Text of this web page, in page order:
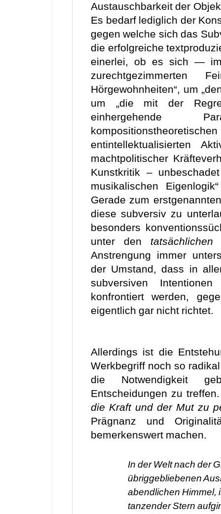
Austauschbarkeit der
Es bedarf lediglich der
gegen welche sich das
die erfolgreiche
einerlei, ob es sich —
Hörgewohnheiten“, um
um „die mit der
einhergehende
entintellektualisierten
machtpolitischer
Kunstkritik –
musikalischen
Gerade zum
diese subversiv zu
besonders
unter den tatsächlichen
Anstrengung immer
der Umstand, dass in
subversiven
konfrontiert werden,
eigentlich gar nicht richtet.
Allerdings ist die
Werkbegriff noch so
die Notwendigkeit
Entscheidungen zu
die Kraft und der Mut zu
Prägnanz und
bemerkenswert machen.
In der Welt nach der
übriggebliebenen
abendlichen Himmel,
tanzender Stern